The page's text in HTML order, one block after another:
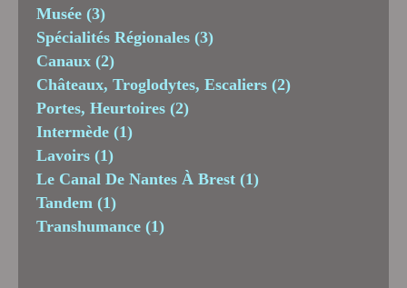
Musée (3)
Spécialités Régionales (3)
Canaux (2)
Châteaux, Troglodytes, Escaliers (2)
Portes, Heurtoires (2)
Intermède (1)
Lavoirs (1)
Le Canal De Nantes À Brest (1)
Tandem (1)
Transhumance (1)